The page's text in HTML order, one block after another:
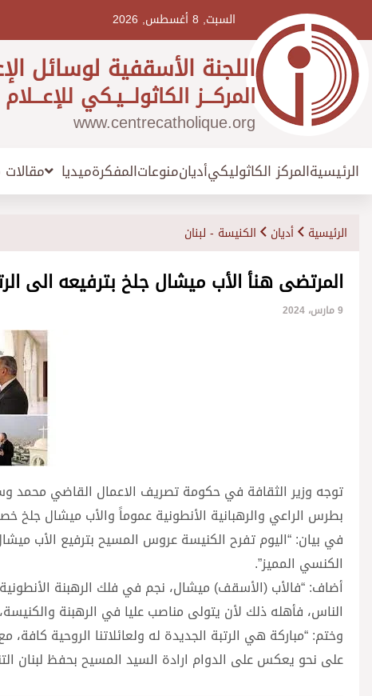
السبت, 8 أغسطس, 2026
اللجنة الأسقفية لوسائل
المركـــز الكاثولـــيـكي للإعـــلام
www.centrecatholique.org
الرئيسيةالمركز الكاثوليكيأديانمنوعاتالمفكرةميديا
الرئيسية أديان الكنيسة - لبنان
المرتضى هنأ الأب ميشال جلخ بترفيعه الى
9 مارس، 2024
توجه وزير الثقافة في حكومة تصريف الاعمال القاضي محمد
بطرس الراعي والرهبانية الأنطونية عموماً والأب ميشال جلخ
في بيان: “اليوم تفرح الكنيسة عروس المسيح بترفيع الأب
الكنسي المميز”.
أضاف: “فالأب (الأسقف) ميشال، نجم في فلك الرهبنة
الناس، فأهله ذلك لأن يتولى مناصب عليا في الرهبنة
وختم: “مباركة هي الرتبة الجديدة له ولعائلاتنا الروحية
على نحو يعكس على الدوام ارادة السيد المسيح بحفظ لبنان